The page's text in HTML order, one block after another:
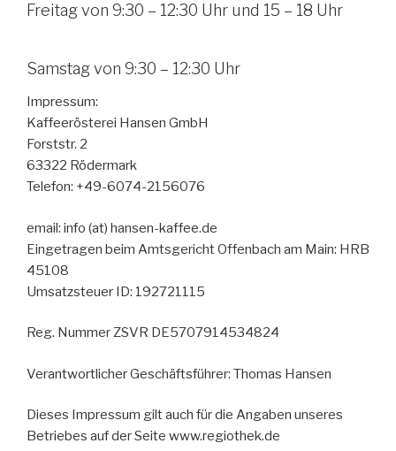
Freitag von 9:30 – 12:30 Uhr und 15 – 18 Uhr
Samstag von 9:30 – 12:30 Uhr
Impressum:
Kaffeerösterei Hansen GmbH
Forststr. 2
63322 Rödermark
Telefon: +49-6074-2156076
email: info (at) hansen-kaffee.de
Eingetragen beim Amtsgericht Offenbach am Main: HRB
45108
Umsatzsteuer ID: 192721115
Reg. Nummer ZSVR DE5707914534824
Verantwortlicher Geschäftsführer: Thomas Hansen
Dieses Impressum gilt auch für die Angaben unseres
Betriebes auf der Seite www.regiothek.de